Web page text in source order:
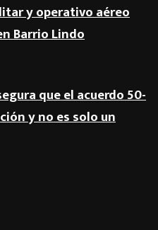
y operativo aéreo
Barrio Lindo
que el acuerdo 50-
y no es solo un